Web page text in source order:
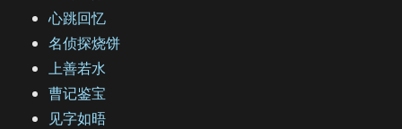
心跳回忆
名侦探烧饼
上善若水
曹记鉴宝
见字如晤